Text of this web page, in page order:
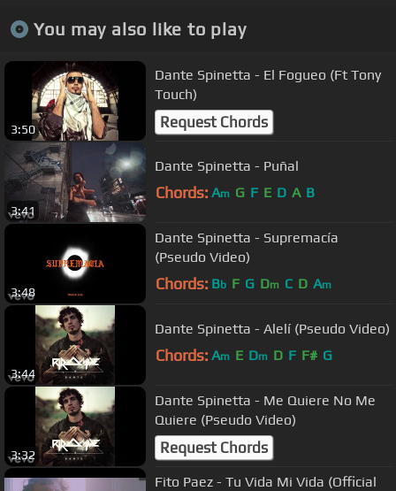
You may also like to play
3:50
Dante Spinetta - El Fogueo (Ft Tony
Touch)
Request Chords
3:41
Dante Spinetta - Puñal
Chords: Am G F E D A B
3:48
Dante Spinetta - Supremacía
(Pseudo Video)
Chords: Bb F G Dm C D Am
3:44
Dante Spinetta - Alelí (Pseudo Video)
Chords: Am E Dm D F F# G
3:32
Dante Spinetta - Me Quiere No Me
Quiere (Pseudo Video)
Request Chords
Fito Paez - Tu Vida Mi Vida (Official